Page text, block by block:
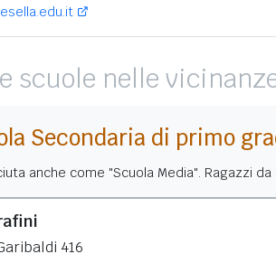
scuole nelle
Secondaria di primo
anche come "Scuola Media". Ragazzi da
416